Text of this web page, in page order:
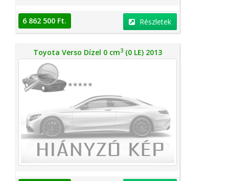
6 862 500 Ft. Részletek
Toyota Verso Dízel 0 cm3 (0 LE) 2013